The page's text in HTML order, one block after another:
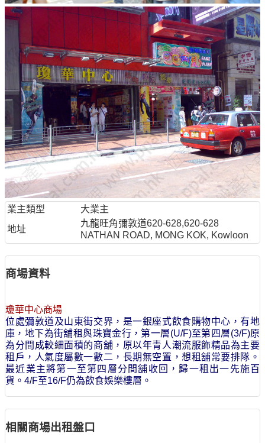
業主類型
大業主
地址
九龍旺角彌敦道620-628,620-628
NATHAN ROAD, MONG KOK, Kowloon
商場資料
瓊華中心商場
位處彌敦道及山東街交界，是一銀座式飲食購物中心，有地
庫，地下為街舖租與珠寶金行，第一層(U/F)至第四層(3/F)原
為分間成較細面積的商舖，原以年青人潮流服飾精品為主要
租戶，人氣度屬數一數二，長期無空置，想租舖常要排隊。
最近業主將第一至第四層分間舖收回，歸一租出一先施百
貨。4/F至16/F仍為飲食娛樂樓層。
相關商場出租盤口